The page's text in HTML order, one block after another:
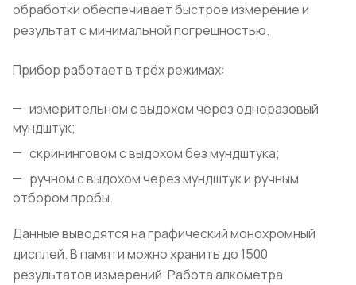
обработки обеспечивает быстрое измерение и
результат с минимальной погрешностью.
Прибор работает в трёх режимах:
измерительном с выдохом через одноразовый
мундштук;
скрининговом с выдохом без мундштука;
ручном с выдохом через мундштук и ручным
отбором пробы.
Данные выводятся на графический монохромный
дисплей. В памяти можно хранить до 1500
результатов измерений. Работа алкометра